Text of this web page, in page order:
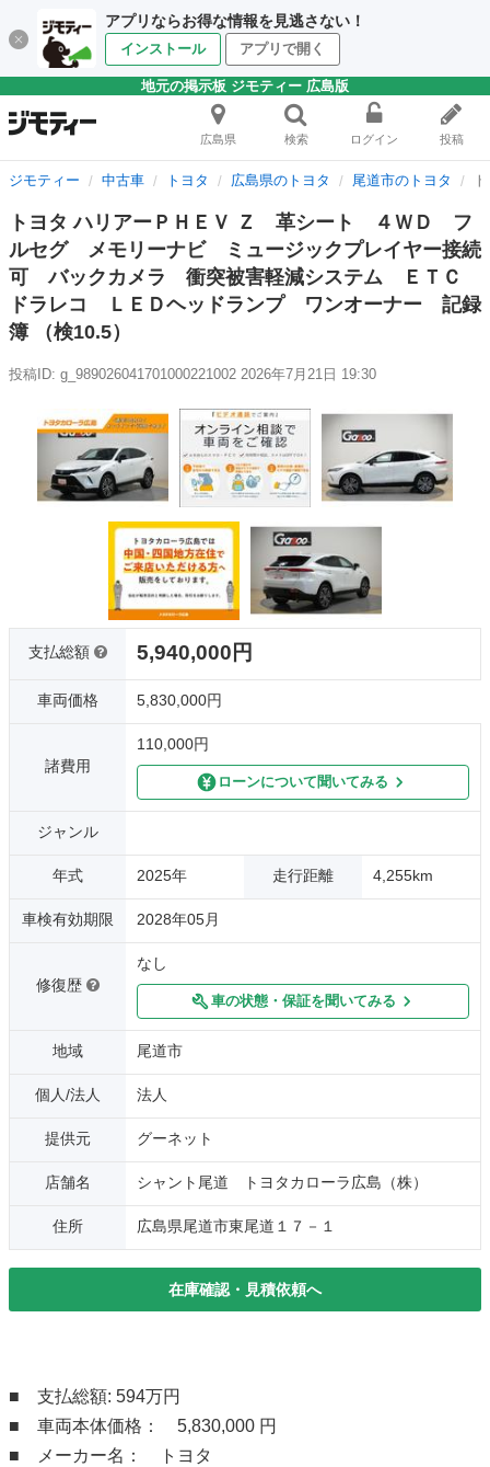
アプリならお得な情報を見逃さない！
インストール アプリで開く
地元の掲示板 ジモティー 広島版
広島県 検索 ログイン 投稿
ジモティー 中古車 トヨタ 広島県のトヨタ 尾道市のトヨタ
トヨタ ハリアーＰＨＥＶ Ｚ 革シート ４ＷＤ フ
ルセグ メモリーナビ ミュージックプレイヤー接続
可 バックカメラ 衝突被害軽減システム ＥＴＣ
ドラレコ ＬＥＤヘッドランプ ワンオーナー 記録
簿 （検10.5）
投稿ID: g_989026041701000221002 2026年7月21日 19:30
支払総額 5,940,000円
車両価格 5,830,000円
諸費用
110,000円
ローンについて聞いてみる
ジャンル
年式 2025年 走行距離 4,255km
車検有効期限 2028年05月
修復歴
なし
車の状態・保証を聞いてみる
地域 尾道市
個人/法人 法人
提供元 グーネット
店舗名 シャント尾道 トヨタカローラ広島（株）
住所 広島県尾道市東尾道１７－１
在庫確認・見積依頼へ
■ 支払総額: 594万円
■ 車両本体価格： 5,830,000 円
■ メーカー名： トヨタ